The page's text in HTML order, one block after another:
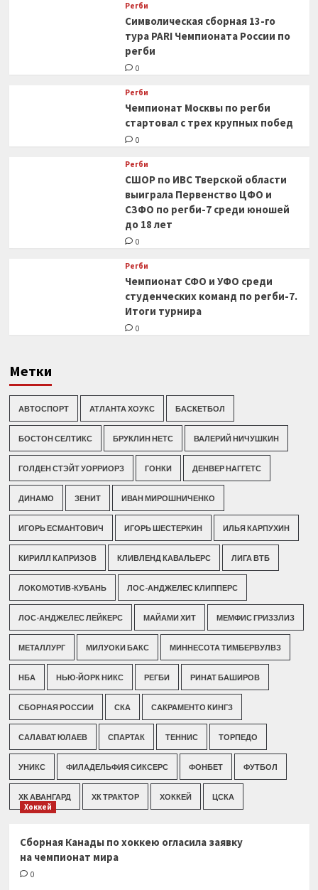
Регби
Символическая сборная 13-го
тура PARI Чемпионата России по
регби
0
Регби
Чемпионат Москвы по регби
стартовал с трех крупных побед
0
Регби
СШОР по ИВС Тверской области
выиграла Первенство ЦФО и
СЗФО по регби-7 среди юношей
до 18 лет
0
Регби
Чемпионат СФО и УФО среди
студенческих команд по регби-7.
Итоги турнира
0
Метки
АВТОСПОРТ АТЛАНТА ХОУКС БАСКЕТБОЛ
БОСТОН СЕЛТИКС БРУКЛИН НЕТС ВАЛЕРИЙ НИЧУШКИН
ГОЛДЕН СТЭЙТ УОРРИОРЗ ГОНКИ ДЕНВЕР НАГГЕТС
ДИНАМО ЗЕНИТ ИВАН МИРОШНИЧЕНКО
ИГОРЬ ЕСМАНТОВИЧ ИГОРЬ ШЕСТЕРКИН ИЛЬЯ КАРПУХИН
КИРИЛЛ КАПРИЗОВ КЛИВЛЕНД КАВАЛЬЕРС ЛИГА ВТБ
ЛОКОМОТИВ-КУБАНЬ ЛОС-АНДЖЕЛЕС КЛИППЕРС
ЛОС-АНДЖЕЛЕС ЛЕЙКЕРС МАЙАМИ ХИТ МЕМФИС ГРИЗЗЛИЗ
МЕТАЛЛУРГ МИЛУОКИ БАКС МИННЕСОТА ТИМБЕРВУЛВЗ
НБА НЬЮ-ЙОРК НИКС РЕГБИ РИНАТ БАШИРОВ
СБОРНАЯ РОССИИ СКА САКРАМЕНТО КИНГЗ
САЛАВАТ ЮЛАЕВ СПАРТАК ТЕННИС ТОРПЕДО
УНИКС ФИЛАДЕЛЬФИЯ СИКСЕРС ФОНБЕТ ФУТБОЛ
ХК АВАНГАРД ХК ТРАКТОР ХОККЕЙ ЦСКА
Хоккей
Сборная Канады по хоккею огласила заявку
на чемпионат мира
0